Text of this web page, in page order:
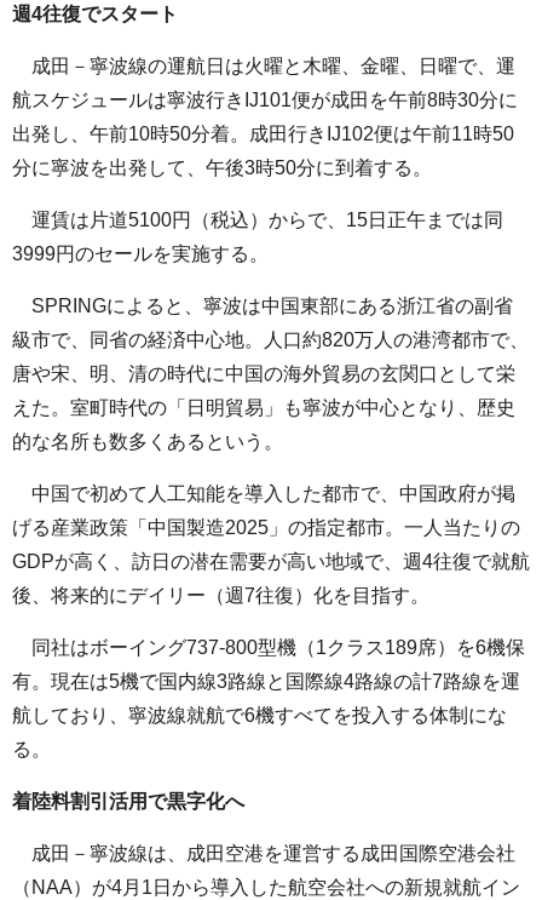
週4往復でスタート
成田－寧波線の運航日は火曜と木曜、金曜、日曜で、運
航スケジュールは寧波行きIJ101便が成田を午前8時30分に
出発し、午前10時50分着。成田行きIJ102便は午前11時50
分に寧波を出発して、午後3時50分に到着する。
運賃は片道5100円（税込）からで、15日正午までは同
3999円のセールを実施する。
SPRINGによると、寧波は中国東部にある浙江省の副省
級市で、同省の経済中心地。人口約820万人の港湾都市で、
唐や宋、明、清の時代に中国の海外貿易の玄関口として栄
えた。室町時代の「日明貿易」も寧波が中心となり、歴史
的な名所も数多くあるという。
中国で初めて人工知能を導入した都市で、中国政府が掲
げる産業政策「中国製造2025」の指定都市。一人当たりの
GDPが高く、訪日の潜在需要が高い地域で、週4往復で就航
後、将来的にデイリー（週7往復）化を目指す。
同社はボーイング737-800型機（1クラス189席）を6機保
有。現在は5機で国内線3路線と国際線4路線の計7路線を運
航しており、寧波線就航で6機すべてを投入する体制にな
る。
着陸料割引活用で黒字化へ
成田－寧波線は、成田空港を運営する成田国際空港会社
（NAA）が4月1日から導入した航空会社への新規就航イン